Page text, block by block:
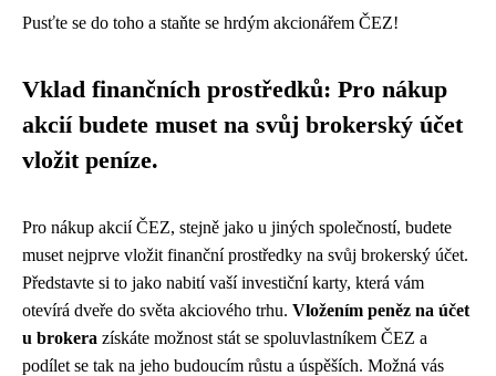
Pusťte se do toho a staňte se hrdým akcionářem ČEZ!
Vklad finančních prostředků: Pro nákup
akcií budete muset na svůj brokerský účet
vložit peníze.
Pro nákup akcií ČEZ, stejně jako u jiných společností, budete
muset nejprve vložit finanční prostředky na svůj brokerský účet.
Představte si to jako nabití vaší investiční karty, která vám
otevírá dveře do světa akciového trhu. Vložením peněz na účet
u brokera získáte možnost stát se spoluvlastníkem ČEZ a
podílet se tak na jeho budoucím růstu a úspěších. Možná vás